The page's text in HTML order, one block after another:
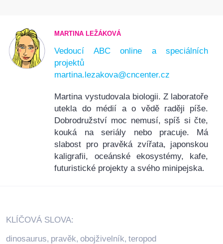
MARTINA LEŽÁKOVÁ
Vedoucí ABC online a speciálních
projektů
martina.lezakova@cncenter.cz
Martina vystudovala biologii. Z laboratoře
utekla do médií a o vědě raději píše.
Dobrodružství moc nemusí, spíš si čte,
kouká na seriály nebo pracuje. Má
slabost pro pravěká zvířata, japonskou
kaligrafii, oceánské ekosystémy, kafe,
futuristické projekty a svého minipejska.
KLÍČOVÁ SLOVA:
dinosaurus, pravěk, obojživelník, teropod